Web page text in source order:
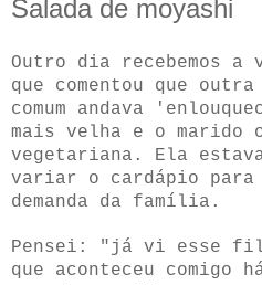
Salada de moyashi
Outro dia recebemos a
que comentou que outra
comum andava
mais velha e o marido
vegetariana. Ela estava
variar o cardápio para
demanda da família.
Pensei: "já vi esse
que aconteceu comigo